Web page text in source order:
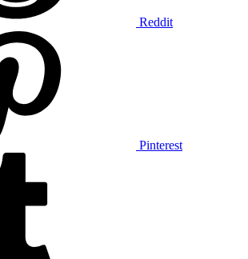
Reddit
Pinterest